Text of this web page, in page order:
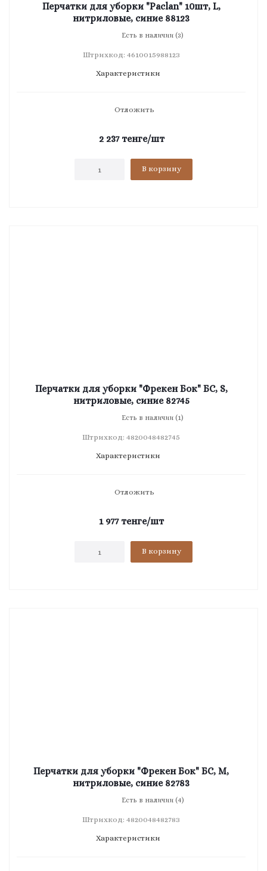
Перчатки для уборки "Paclan" 10шт, L,
нитриловые, синие 88123
Есть в наличии (3)
Штрихкод: 4610015988123
Характеристики
Отложить
2 237тенге/шт
В корзину
Перчатки для уборки "Фрекен Бок" БС, S,
нитриловые, синие 82745
Есть в наличии (1)
Штрихкод: 4820048482745
Характеристики
Отложить
1 977тенге/шт
В корзину
Перчатки для уборки "Фрекен Бок" БС, M,
нитриловые, синие 82783
Есть в наличии (4)
Штрихкод: 4820048482783
Характеристики